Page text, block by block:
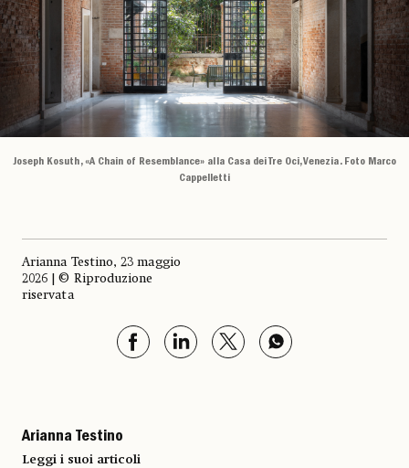
Joseph Kosuth, «A Chain of Resemblance» alla Casa dei Tre Oci, Venezia. Foto Marco
Cappelletti
Arianna Testino, 23 maggio
2026 | © Riproduzione
riservata
Arianna Testino
Leggi i suoi articoli